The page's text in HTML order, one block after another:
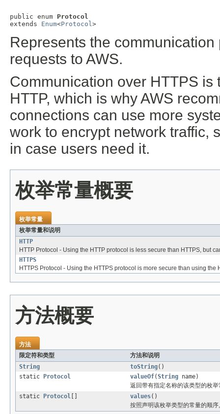
public enum Protocol
extends Enum<Protocol>
Represents the
requests to AWS.
Communication over HTTPS
HTTP, which is why AWS
connections can use more
work to encrypt network traffic,
in case users need it.
枚举常量概要
枚举常量
枚举常量和说明
HTTP
HTTP Protocol - Using the HTTP protocol is less secure than HTTPS, but
HTTPS
HTTPS Protocol - Using the HTTPS protocol is more secure than using
方法概要
方法
限定符和类型
方法和说明
String
toString()
static
Protocol valueOf(String name)
返回带有指定名称的该类型的枚举
static
Protocol values()
按照声明该枚举类型的常量的顺